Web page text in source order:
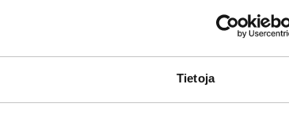
Tietoja
kilpailuja sekä
viestinnän keinoin.